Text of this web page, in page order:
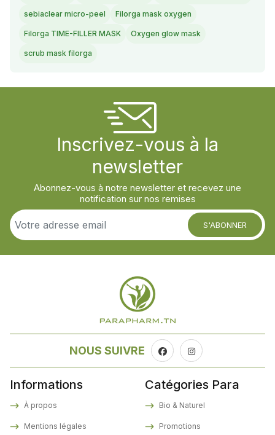
sebiaclear micro-peel Filorga mask oxygen
Filorga TIME-FILLER MASK Oxygen glow mask
scrub mask filorga
Inscrivez-vous à la
newsletter
Abonnez-vous à notre newsletter et recevez une
notification sur nos remises
S'ABONNER
NOUS SUIVRE
Informations
À propos
Mentions légales
Catégories Para
Bio & Naturel
Promotions